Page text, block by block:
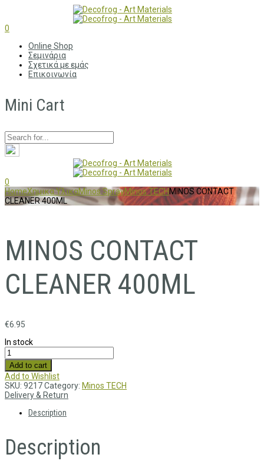
0
Online Shop
Σεμινάρια
Σχετικά με εμάς
Επικοινωνία
Mini Cart
0
HomeΧημικα ΥλικαMinos SprayMinos TECHMINOS CONTACT
CLEANER 400ML
MINOS CONTACT
CLEANER 400ML
€6.95
In stock
Add to cart
Add to Wishlist
SKU: 9217Category: Minos TECH
Delivery & Return
Description
Description